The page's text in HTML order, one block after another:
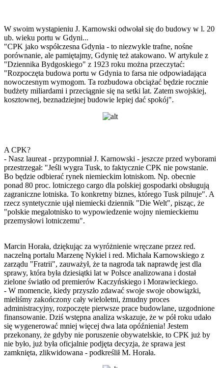
W swoim wystąpieniu J. Karnowski odwołał się do budowy w l. 20
ub. wieku portu w Gdyni...
"CPK jako współczesna Gdynia - to niezwykle trafne, nośne
porównanie, ale pamiętajmy, Gdynię też atakowano. W artykule z
"Dziennika Bydgoskiego" z 1923 roku można przeczytać:
"Rozpoczęta budowa portu w Gdynia to farsa nie odpowiadająca
nowoczesnym wymogom. Ta rozbudowa obciążać będzie rocznie
budżety miliardami i przeciągnie się na setki lat. Zatem swojskiej,
kosztownej, beznadziejnej budowie lepiej dać spokój".
A CPK?
- Nasz laureat - przypomniał J. Karnowski - jeszcze przed wyborami
przestrzegał: "Jeśli wygra Tusk, to faktycznie CPK nie powstanie.
Bo będzie odbierać rynek niemieckim lotniskom. Np. obecnie
ponad 80 proc. lotniczego cargo dla polskiej gospodarki obsługują
zagraniczne lotniska. To konkretny biznes, którego Tusk pilnuje". A
rzecz syntetycznie ujął niemiecki dziennik "Die Welt", pisząc, że
"polskie megalotnisko to wypowiedzenie wojny niemieckiemu
przemysłowi lotniczemu".
Marcin Horała, dziękując za wyróżnienie wręczane przez red.
naczelną portalu Marzenę Nykiel i red. Michała Karnowskiego z
zarządu "Fratrii", zauważył, że ta nagroda tak naprawdę jest dla
sprawy, która była dziesiątki lat w Polsce analizowana i dostał
zielone światło od premierów Kaczyńskiego i Morawieckiego.
- W momencie, kiedy przyszło zdawać swoje swoje obowiązki,
mieliśmy zakończony cały wieloletni, żmudny proces
administracyjny, rozpoczęte pierwsze prace budowlane, uzgodnione
finansowanie. Dziś wstępna analiza wskazuje, że w pół roku udało
się wygenerować mniej więcej dwa lata opóźnienia! Jestem
przekonany, że gdyby nie poruszenie obywatelskie, to CPK już by
nie było, już była oficjalnie podjęta decyzja, że sprawa jest
zamknięta, zlikwidowana - podkreślił M. Horała.